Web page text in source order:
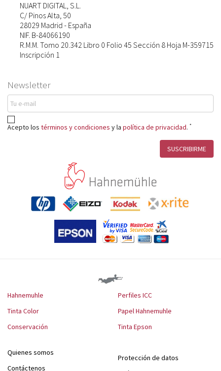
Newsletter
Acepto los términos y condiciones y la política de privacidad. *
NUART DIGITAL, S.L.
C/ Pinos Alta, 50
28029 Madrid - España
NIF. B-84066190
R.M.M. Tomo 20.342 Libro 0 Folio 45 Sección 8 Hoja M-359715
Inscripción 1
Hahnemuhle
Tinta Color
Conservación
Perfiles ICC
Papel Hahnemuhle
Tinta Epson
Quienes somos
Contáctenos
Protección de datos